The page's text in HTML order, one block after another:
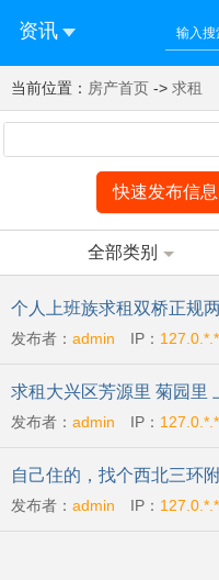
资讯
您好！欢迎来到济南西站
合
登录 注
当前位置： 房产首页 -> 求租
快速发布信息
全部类别
个人上班族求租双桥正规
行
[2图]
发布者： admin IP： 127.0.*.*
求租大兴区芳源里 菊园里
发布者： admin IP： 127.0.*.*
自己住的，找个西北三环
发布者： admin IP： 127.0.*.*